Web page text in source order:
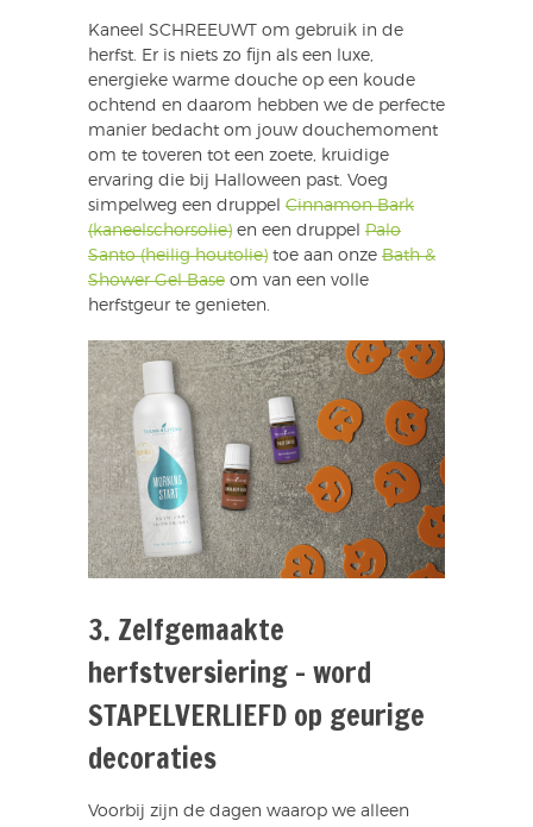
Kaneel SCHREEUWT om gebruik in de
herfst. Er is niets zo fijn als een luxe,
energieke warme douche op een koude
ochtend en daarom hebben we de perfecte
manier bedacht om jouw douchemoment
om te toveren tot een zoete, kruidige
ervaring die bij Halloween past. Voeg
simpelweg een druppel Cinnamon Bark
(kaneelschorsolie) en een druppel Palo
Santo (heilig houtolie) toe aan onze Bath &
Shower Gel Base om van een volle
herfstgeur te genieten.
3. Zelfgemaakte
herfstversiering – word
STAPELVERLIEFD op geurige
decoraties
Voorbij zijn de dagen waarop we alleen